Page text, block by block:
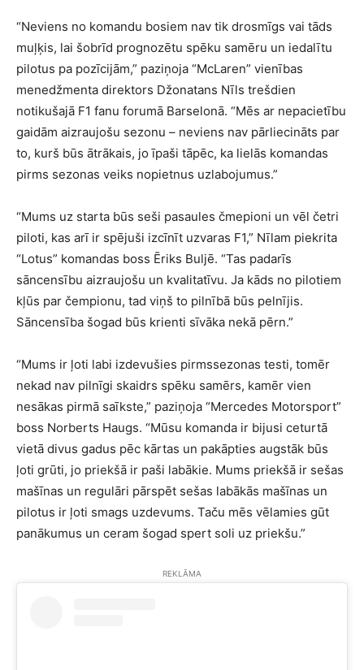
“Neviens no komandu bosiem nav tik drosmīgs vai tāds
muļķis, lai šobrīd prognozētu spēku samēru un iedalītu
pilotus pa pozīcijām,” paziņoja “McLaren” vienības
menedžmenta direktors Džonatans Nīls trešdien
notikušajā F1 fanu forumā Barselonā. “Mēs ar nepacietību
gaidām aizraujošu sezonu – neviens nav pārliecināts par
to, kurš būs ātrākais, jo īpaši tāpēc, ka lielās komandas
pirms sezonas veiks nopietnus uzlabojumus.”
“Mums uz starta būs seši pasaules čmepioni un vēl četri
piloti, kas arī ir spējuši izcīnīt uzvaras F1,” Nīlam piekrita
“Lotus” komandas boss Ēriks Buljē. “Tas padarīs
sāncensību aizraujošu un kvalitatīvu. Ja kāds no pilotiem
kļūs par čempionu, tad viņš to pilnībā būs pelnījis.
Sāncensība šogad būs krienti sīvāka nekā pērn.”
“Mums ir ļoti labi izdevušies pirmssezonas testi, tomēr
nekad nav pilnīgi skaidrs spēku samērs, kamēr vien
nesākas pirmā saīkste,” paziņoja “Mercedes Motorsport”
boss Norberts Haugs. “Mūsu komanda ir bijusi ceturtā
vietā divus gadus pēc kārtas un pakāpties augstāk būs
ļoti grūti, jo priekšā ir paši labākie. Mums priekšā ir sešas
mašīnas un regulāri pārspēt sešas labākās mašīnas un
pilotus ir ļoti smags uzdevums. Taču mēs vēlamies gūt
panākumus un ceram šogad spert soli uz priekšu.”
REKLĀMA